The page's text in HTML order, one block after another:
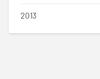
2013